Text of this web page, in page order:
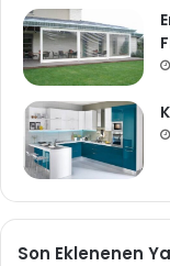
Son Eklenenen